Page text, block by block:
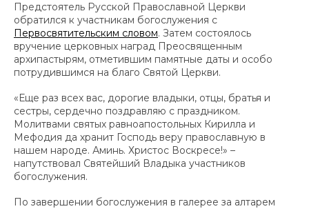
Предстоятель Русской Православной Церкви
обратился к участникам богослужения с
Первосвятительским словом. Затем состоялось
вручение церковных наград Преосвященным
архипастырям, отметившим памятные даты и особо
потрудившимся на благо Святой Церкви.
«Еще раз всех вас, дорогие владыки, отцы, братья и
сестры, сердечно поздравляю с праздником.
Молитвами святых равноапостольных Кирилла и
Мефодия да хранит Господь веру православную в
нашем народе. Аминь. Христос Воскресе!» –
напутствовал Святейший Владыка участников
богослужения.
По завершении богослужения в галерее за алтарем